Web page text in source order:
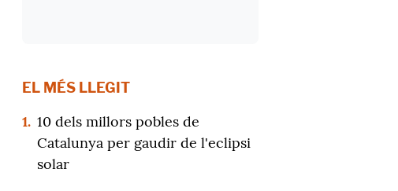
EL MÉS LLEGIT
1. 10 dels millors pobles de
Catalunya per gaudir de l'eclipsi
solar